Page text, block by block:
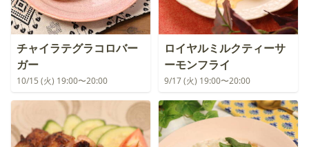
チャイラテグラコロバー
ガー
10/15 (火) 19:00〜20:00
ロイヤルミルクティーサ
ーモンフライ
9/17 (火) 19:00〜20:00